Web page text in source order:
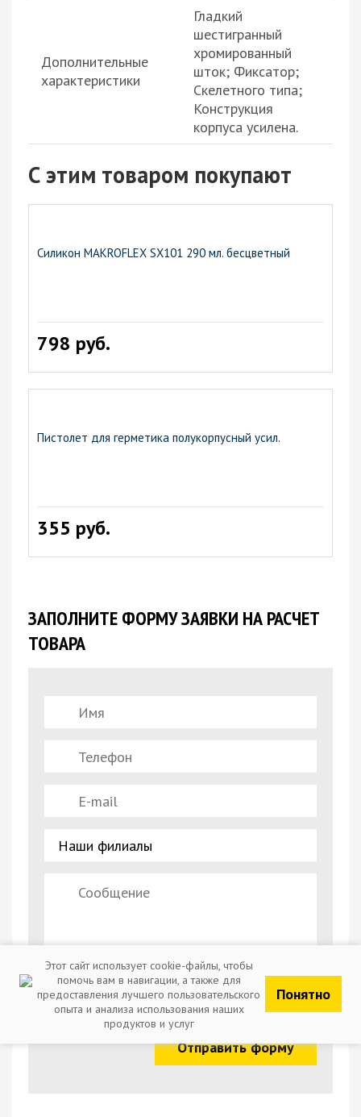
Дополнительные
характеристики
Гладкий
шестигранный
хромированный
шток; Фиксатор;
Скелетного типа;
Конструкция
корпуса усилена.
С этим товаром покупают
Силикон MAKROFLEX SX101 290 мл. бесцветный
798 руб.
Пистолет для герметика полукорпусный усил.
355 руб.
ЗАПОЛНИТЕ ФОРМУ ЗАЯВКИ НА РАСЧЕТ
ТОВАРА
Отправляя заявку, вы соглашаетесь с обработкой
персональных данных
Отправить форму
Этот сайт использует cookie-файлы, чтобы
помочь вам в навигации, а также для
предоставления лучшего пользовательского
опыта и анализа использования наших
продуктов и услуг
Понятно